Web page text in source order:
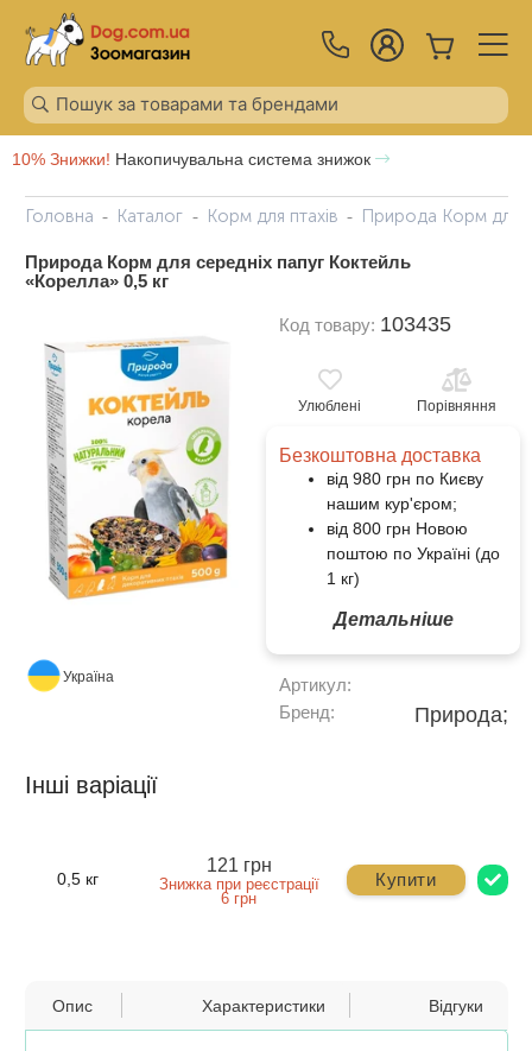
10% Знижки! Накопичувальна система знижок
Головна Каталог Корм для птахів Природа Корм ​​для
Природа Корм ​​для середніх папуг Коктейль
«Корелла» 0,5 кг
Україна
Код товару: 103435
Улюблені Порівняння
Безкоштовна доставка
від 980 грн по Києву
нашим кур'єром;
від 800 грн Новою
поштою по Україні (до
1 кг)
Детальніше
Артикул:
Бренд:
Природа;
Інші варіації
0,5 кг
121 грн
Знижка при реєстрації
6 грн
Купити
Опис Характеристики Відгуки